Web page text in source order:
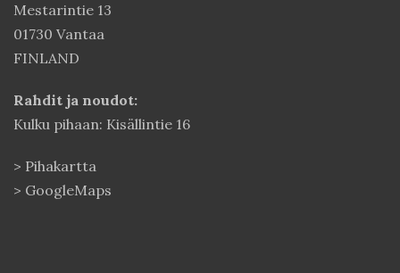
Mestarintie 13
01730 Vantaa
FINLAND
Rahdit ja noudot:
Kulku pihaan: Kisällintie 16
> Pihakartta
> GoogleMaps